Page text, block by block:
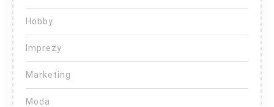
Hobby
Imprezy
Marketing
Moda